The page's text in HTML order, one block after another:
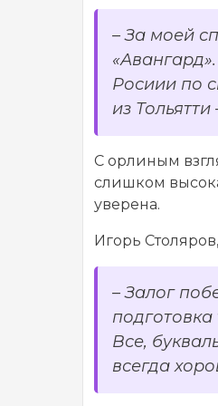
– За моей
Росиии по
из
С орлиным
слишком
уверена.
Игорь
– Залог
подготовка
Все,
всегда